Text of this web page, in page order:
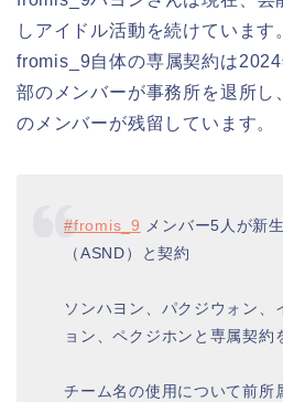
しアイドル活動を続けています
fromis_9自体の専属契約は
部のメンバーが事務所を退所し
のメンバーが残留しています。
#fromis_9 メンバー5人が新
（ASND）と契約
ソンハヨン、パクジウォン、
ョン、ペクジホンと専属契約
チーム名の使用について前所